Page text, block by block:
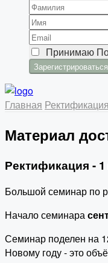
Принимаю
Главная
Материал
Ректификация - 1
Большой семинар по
Начало семинара
Семинар поделен на
Новому году - это